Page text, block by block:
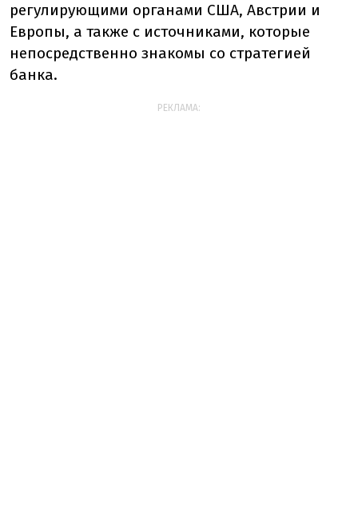
регулирующими органами США, Австрии и
Европы, а также с источниками, которые
непосредственно знакомы со стратегией
банка.
РЕКЛАМА: